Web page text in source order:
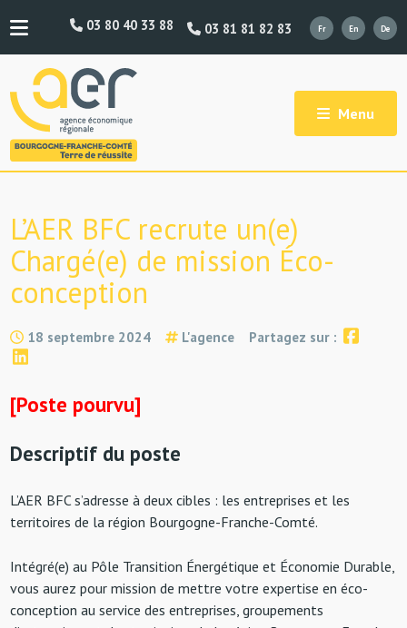
03 81 81 82 83
03 80 40 33 88
Menu
L’AER BFC recrute un(e)
Chargé(e) de mission Éco-
conception
18 septembre 2024 L'agence Partagez sur :
[Poste pourvu]
Descriptif du poste
L’AER BFC s’adresse à deux cibles : les entreprises et les
territoires de la région Bourgogne-Franche-Comté.
Intégré(e) au Pôle Transition Énergétique et Économie Durable,
vous aurez pour mission de mettre votre expertise en éco-
conception au service des entreprises, groupements